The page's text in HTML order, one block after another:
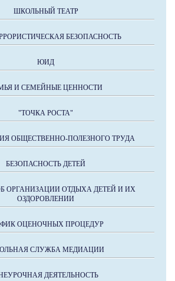
ШКОЛЬНЫЙ ТЕАТР
БЕЗОПАСНОСТЬ
ЮИД
И СЕМЕЙНЫЕ ЦЕННОСТИ
"ТОЧКА РОСТА"
ОБЩЕСТВЕННО-ПОЛЕЗНОГО ТРУДА
БЕЗОПАСНОСТЬ ДЕТЕЙ
ОРГАНИЗАЦИИ ОТДЫХА ДЕТЕЙ И ИХ
ОЗДОРОВЛЕНИИ
ОЦЕНОЧНЫХ ПРОЦЕДУР
СЛУЖБА МЕДИАЦИИ
ДЕЯТЕЛЬНОСТЬ